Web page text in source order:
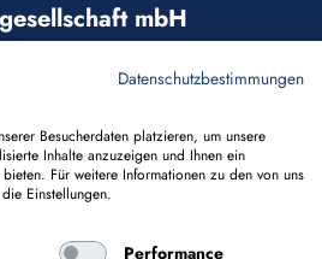
mbH
Datenschutzbestimmungen
Besucherdaten platzieren, um unsere
Inhalte anzuzeigen und Ihnen ein
Für weitere Informationen zu den von uns
Einstellungen.
Performance